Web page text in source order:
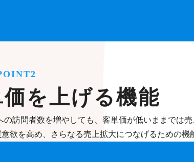
を上げる機能
の訪問者数を増やしても、客単価が低いままでは売
欲を高め、さらなる売上拡大につなげるための機